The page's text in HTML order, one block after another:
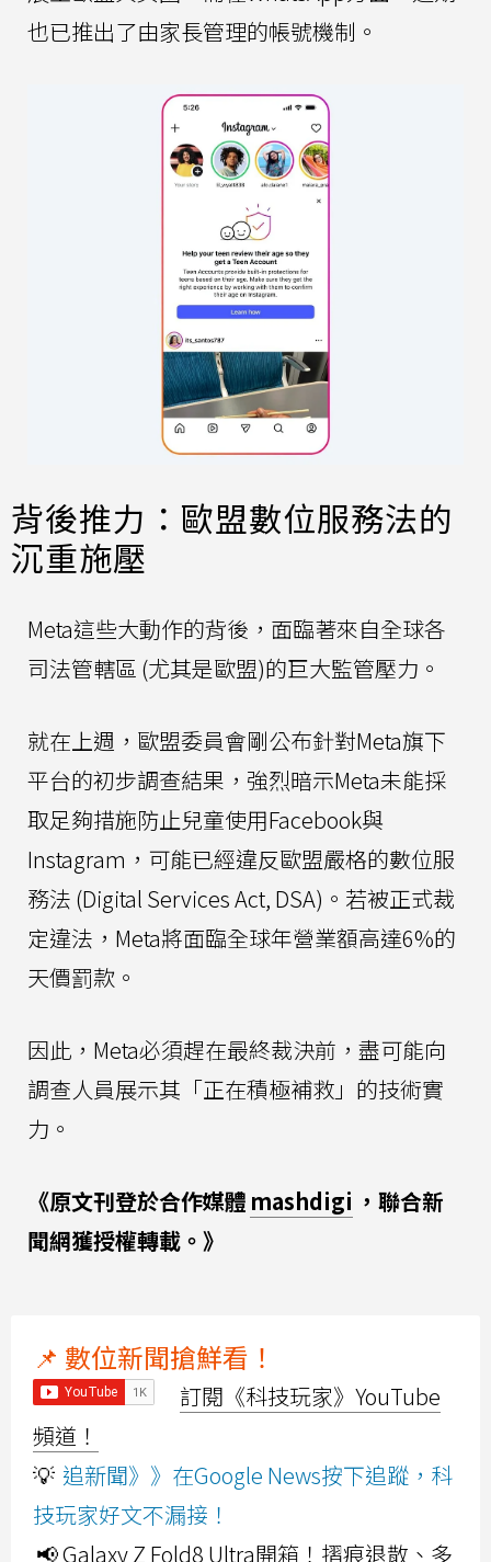
也已推出了由家長管理的帳號機制。
背後推力：歐盟數位服務法的
沉重施壓
Meta這些大動作的背後，面臨著來自全球各
司法管轄區 (尤其是歐盟)的巨大監管壓力。
就在上週，歐盟委員會剛公布針對Meta旗下
平台的初步調查結果，強烈暗示Meta未能採
取足夠措施防止兒童使用Facebook與
Instagram，可能已經違反歐盟嚴格的數位服
務法 (Digital Services Act, DSA)。若被正式裁
定違法，Meta將面臨全球年營業額高達6%的
天價罰款。
因此，Meta必須趕在最終裁決前，盡可能向
調查人員展示其「正在積極補救」的技術實
力。
《原文刊登於合作媒體 mashdigi ，聯合新
聞網獲授權轉載。》
📌 數位新聞搶鮮看！
訂閱《科技玩家》YouTube
頻道！
💡 追新聞》》在Google News按下追蹤，科
技玩家好文不漏接！
📢 Galaxy Z Fold8 Ultra開箱！摺痕退散、多